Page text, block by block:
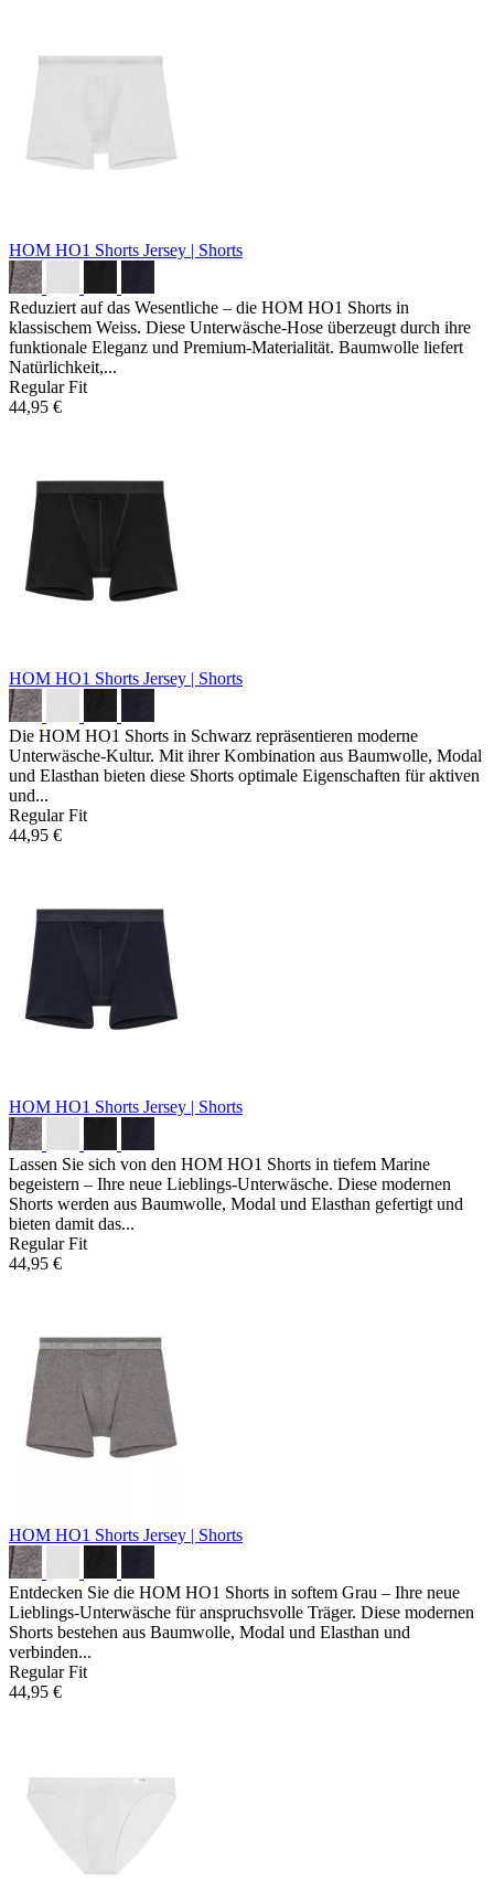
HOM HO1 Shorts Jersey | Shorts
Reduziert auf das Wesentliche – die HOM HO1 Shorts in
klassischem Weiss. Diese Unterwäsche-Hose überzeugt durch ihre
funktionale Eleganz und Premium-Materialität. Baumwolle liefert
Natürlichkeit,...
Regular Fit
44,95 €
HOM HO1 Shorts Jersey | Shorts
Die HOM HO1 Shorts in Schwarz repräsentieren moderne
Unterwäsche-Kultur. Mit ihrer Kombination aus Baumwolle, Modal
und Elasthan bieten diese Shorts optimale Eigenschaften für aktiven
und...
Regular Fit
44,95 €
HOM HO1 Shorts Jersey | Shorts
Lassen Sie sich von den HOM HO1 Shorts in tiefem Marine
begeistern – Ihre neue Lieblings-Unterwäsche. Diese modernen
Shorts werden aus Baumwolle, Modal und Elasthan gefertigt und
bieten damit das...
Regular Fit
44,95 €
HOM HO1 Shorts Jersey | Shorts
Entdecken Sie die HOM HO1 Shorts in softem Grau – Ihre neue
Lieblings-Unterwäsche für anspruchsvolle Träger. Diese modernen
Shorts bestehen aus Baumwolle, Modal und Elasthan und
verbinden...
Regular Fit
44,95 €